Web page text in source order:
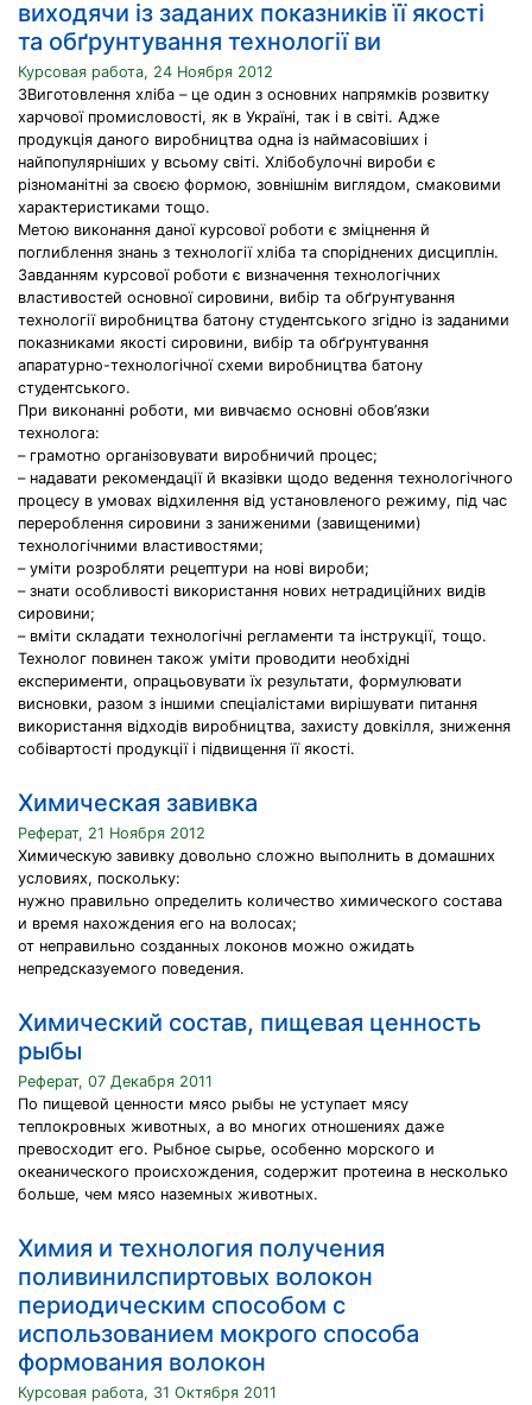
виходячи із заданих показників її якості
та обґрунтування технології ви
Курсовая работа, 24 Ноября 2012
ЗВиготовлення хліба – це один з основних напрямків розвитку
харчової промисловості, як в Україні, так і в світі. Адже
продукція даного виробництва одна із наймасовіших і
найпопулярніших у всьому світі. Хлібобулочні вироби є
різноманітні за своєю формою, зовнішнім виглядом, смаковими
характеристиками тощо.
Метою виконання даної курсової роботи є зміцнення й
поглиблення знань з технології хліба та споріднених дисциплін.
Завданням курсової роботи є визначення технологічних
властивостей основної сировини, вибір та обґрунтування
технології виробництва батону студентського згідно із заданими
показниками якості сировини, вибір та обґрунтування
апаратурно-технологічної схеми виробництва батону
студентського.
При виконанні роботи, ми вивчаємо основні обов’язки
технолога:
– грамотно організовувати виробничий процес;
– надавати рекомендації й вказівки щодо ведення технологічного
процесу в умовах відхилення від установленого режиму, під час
перероблення сировини з заниженими (завищеними)
технологічними властивостями;
– уміти розробляти рецептури на нові вироби;
– знати особливості використання нових нетрадиційних видів
сировини;
– вміти складати технологічні регламенти та інструкції, тощо.
Технолог повинен також уміти проводити необхідні
експерименти, опрацьовувати їх результати, формулювати
висновки, разом з іншими спеціалістами вирішувати питання
використання відходів виробництва, захисту довкілля, зниження
собівартості продукції і підвищення її якості.
Химическая завивка
Реферат, 21 Ноября 2012
Химическую завивку довольно сложно выполнить в домашних
условиях, поскольку:
нужно правильно определить количество химического состава
и время нахождения его на волосах;
от неправильно созданных локонов можно ожидать
непредсказуемого поведения.
Химический состав, пищевая ценность
рыбы
Реферат, 07 Декабря 2011
По пищевой ценности мясо рыбы не уступает мясу
теплокровных животных, а во многих отношениях даже
превосходит его. Рыбное сырье, особенно морского и
океанического происхождения, содержит протеина в несколько
больше, чем мясо наземных животных.
Химия и технология получения
поливинилспиртовых волокон
периодическим способом с
использованием мокрого способа
формования волокон
Курсовая работа, 31 Октября 2011